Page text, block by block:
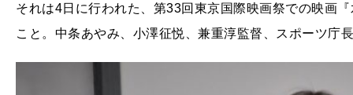
それは4日に行われた、第33回東京国際映画祭での映画
こと。中条あやみ、小澤征悦、兼重淳監督、スポーツ庁